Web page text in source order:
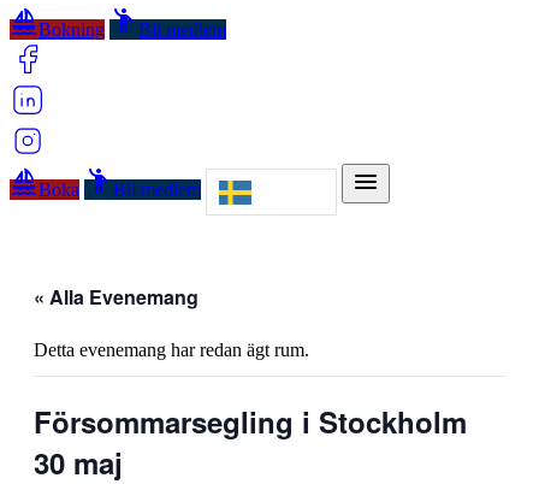
sailingBokning emoji_peopleBli medlem
sailingBoka emoji_peopleBli medlem menu
« Alla Evenemang
Detta evenemang har redan ägt rum.
Försommarsegling i Stockholm
30 maj